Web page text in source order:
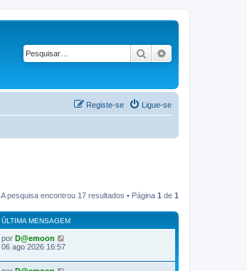
Pesquisar
Ligue-se
Registe-se
A pesquisa encontrou 17 resultados • Página 1 de 1
ÚLTIMA MENSAGEM
por D@emoon
06 ago 2026 16:57